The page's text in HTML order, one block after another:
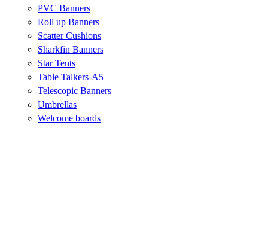
PVC Banners
Roll up Banners
Scatter Cushions
Sharkfin Banners
Star Tents
Table Talkers-A5
Telescopic Banners
Umbrellas
Welcome boards